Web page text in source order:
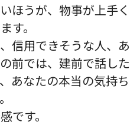
ほうが、物事が上手く
す。
信用できそうな人、あ
前では、建前で話した
あなたの本当の気持ち
です。